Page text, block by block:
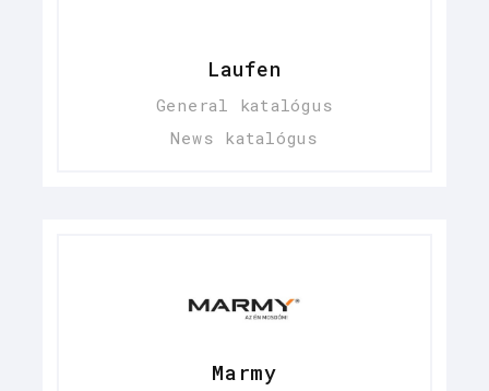
Laufen
General katalógus
News katalógus
Marmy